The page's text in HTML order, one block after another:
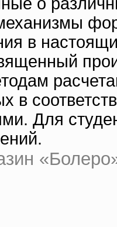
в
в
Для